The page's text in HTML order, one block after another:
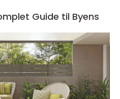
Guide til Byens